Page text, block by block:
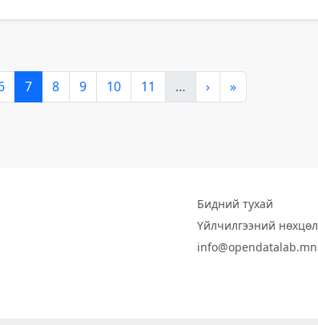
7 8 9 10 11 … › »
Бидний тухай
Үйлчилгээний нөхцөл
info@opendatalab.mn